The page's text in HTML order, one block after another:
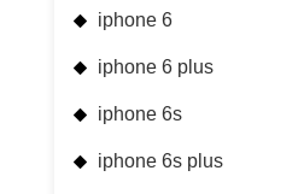
iphone 6
iphone 6 plus
iphone 6s
iphone 6s plus